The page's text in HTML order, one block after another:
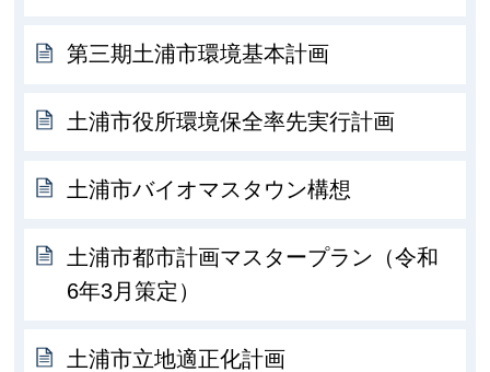
第三期土浦市環境基本計画
土浦市役所環境保全率先実行計画
土浦市バイオマスタウン構想
土浦市都市計画マスタープラン（令和
6年3月策定）
土浦市立地適正化計画